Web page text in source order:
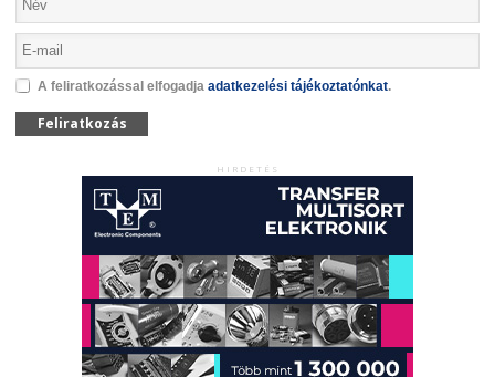
A feliratkozással elfogadja adatkezelési tájékoztatónkat.
Feliratkozás
HIRDETÉS